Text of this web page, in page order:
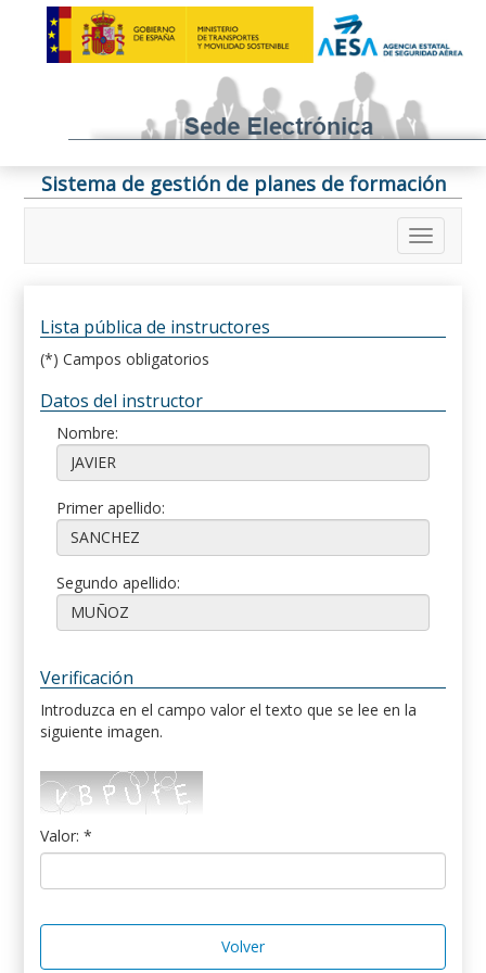
Sistema de gestión de planes de formación
Lista pública de instructores
(*) Campos obligatorios
Datos del instructor
Nombre:
Primer apellido:
Segundo apellido:
Verificación
Introduzca en el campo valor el texto que se lee en la
siguiente imagen.
Valor: *
Volver